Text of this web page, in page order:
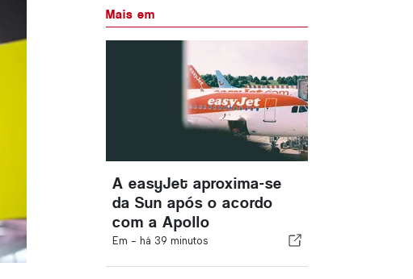
Mais em
A easyJet aproxima-se
da Sun após o acordo
com a Apollo
Em - há 39 minutos